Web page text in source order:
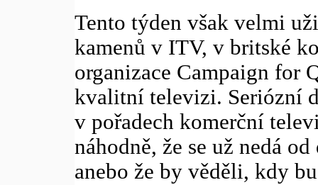
Tento týden však velmi
kamenů v ITV, v britské
organizace Campaign for
kvalitní televizi. Seriózní
v pořadech komerční
náhodně, že se už nedá
anebo že by věděli, kdy